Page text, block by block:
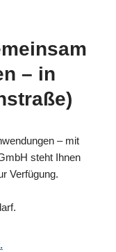
– in
– mit
steht Ihnen
Verfügung.